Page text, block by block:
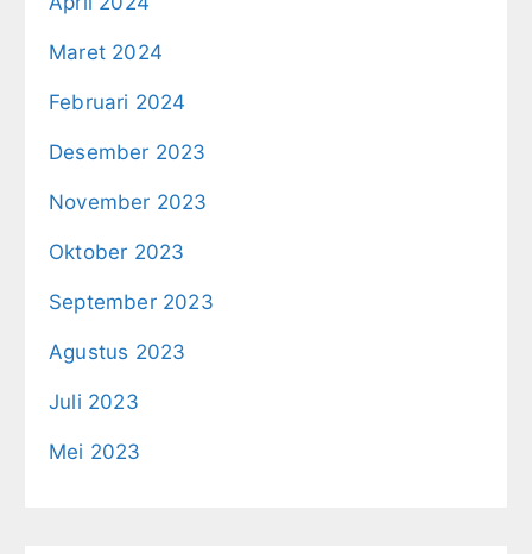
Maret 2024
Februari 2024
Desember 2023
November 2023
Oktober 2023
September 2023
Agustus 2023
Juli 2023
Mei 2023